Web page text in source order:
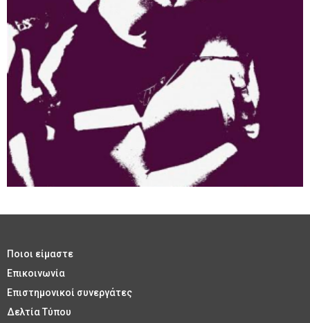
Ποιοι είμαστε
Επικοινωνία
Επιστημονικοί συνεργάτες
Δελτία Τύπου